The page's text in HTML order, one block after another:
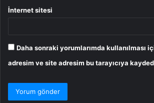
İnternet sitesi
Daha sonraki yorumlarımda kullanılması
adresim ve site adresim bu tarayıcıya